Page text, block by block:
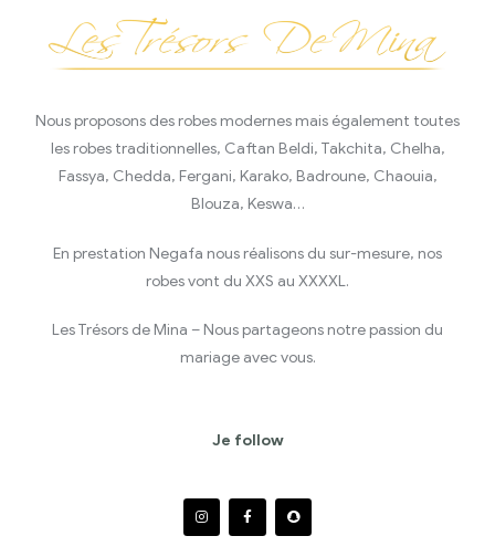
Nous proposons des robes modernes mais également toutes
les robes traditionnelles, Caftan Beldi, Takchita, Chelha,
Fassya, Chedda, Fergani, Karako, Badroune, Chaouia,
Blouza, Keswa…
En prestation Negafa nous réalisons du sur-mesure, nos
robes vont du XXS au XXXXL.
Les Trésors de Mina – Nous partageons notre passion du
mariage avec vous.
Je follow